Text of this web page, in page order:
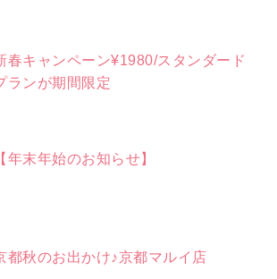
春キャンペーン¥1980/スタンダード
ランが期間限定
【年末年始のお知らせ】
都秋のお出かけ♪京都マルイ店